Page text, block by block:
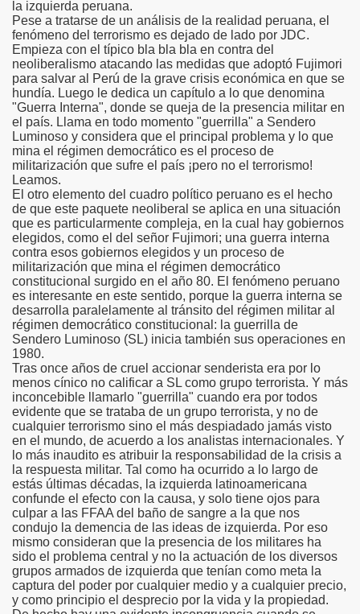
la izquierda peruana.
Pese a tratarse de un análisis de la realidad peruana, el
fenómeno del terrorismo es dejado de lado por JDC.
Empieza con el típico bla bla bla en contra del
neoliberalismo atacando las medidas que adoptó Fujimori
para salvar al Perú de la grave crisis económica en que se
hundía. Luego le dedica un capítulo a lo que denomina
"Guerra Interna", donde se queja de la presencia militar en
el país. Llama en todo momento "guerrilla" a Sendero
Luminoso y considera que el principal problema y lo que
mina el régimen democrático es el proceso de
militarización que sufre el país ¡pero no el terrorismo!
Leamos.
El otro elemento del cuadro político peruano es el hecho
de que este paquete neoliberal se aplica en una situación
que es particularmente compleja, en la cual hay gobiernos
elegidos, como el del señor Fujimori; una guerra interna
contra esos gobiernos elegidos y un proceso de
militarización que mina el régimen democrático
constitucional surgido en el año 80. El fenómeno peruano
es interesante en este sentido, porque la guerra interna se
desarrolla paralelamente al tránsito del régimen militar al
régimen democrático constitucional: la guerrilla de
Sendero Luminoso (SL) inicia también sus operaciones en
1980.
Tras once años de cruel accionar senderista era por lo
menos cínico no calificar a SL como grupo terrorista. Y más
inconcebible llamarlo "guerrilla" cuando era por todos
evidente que se trataba de un grupo terrorista, y no de
cualquier terrorismo sino el más despiadado jamás visto
en el mundo, de acuerdo a los analistas internacionales. Y
lo más inaudito es atribuir la responsabilidad de la crisis a
la respuesta militar. Tal como ha ocurrido a lo largo de
estás últimas décadas, la izquierda latinoamericana
confunde el efecto con la causa, y solo tiene ojos para
culpar a las FFAA del baño de sangre a la que nos
condujo la demencia de las ideas de izquierda. Por eso
mismo consideran que la presencia de los militares ha
sido el problema central y no la actuación de los diversos
grupos armados de izquierda que tenían como meta la
captura del poder por cualquier medio y a cualquier precio,
y como principio el desprecio por la vida y la propiedad.